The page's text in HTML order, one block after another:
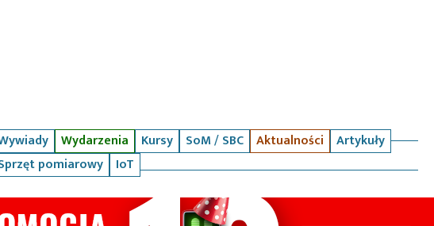
Wydarzenia Kursy SoM / SBC Aktualności
Artykuły
pomiarowy
IoT